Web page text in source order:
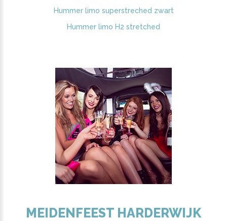
Hummer limo superstreched zwart
Hummer limo H2 stretched
MEIDENFEEST HARDERWIJK